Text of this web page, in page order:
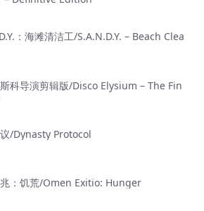
：海滩清洁工/S.A.N.D.Y. – Beach Clea
科导演剪辑版/Disco Elysium – The Fin
/Dynasty Protocol
：饥荒/Omen Exitio: Hunger